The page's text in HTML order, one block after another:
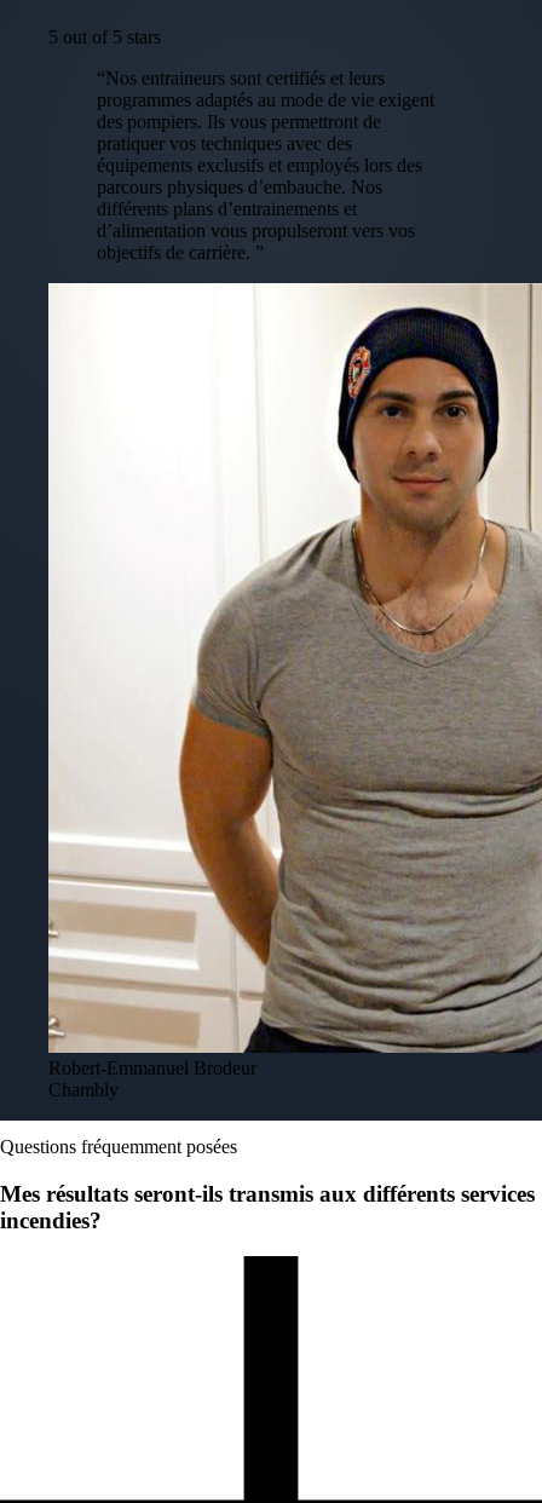
5 out of 5 stars
“Nos entraineurs sont certifiés et leurs
programmes adaptés au mode de vie exigent
des pompiers. Ils vous permettront de
pratiquer vos techniques avec des
équipements exclusifs et employés lors des
parcours physiques d’embauche. Nos
différents plans d’entrainements et
d’alimentation vous propulseront vers vos
objectifs de carrière. ”
Robert-Emmanuel Brodeur
Chambly
Questions fréquemment posées
Mes résultats seront-ils transmis aux différents services
incendies?